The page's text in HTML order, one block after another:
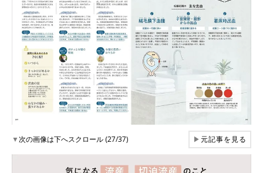
▼次の画像は下へスクロール (27/37) ▶元記事を見る